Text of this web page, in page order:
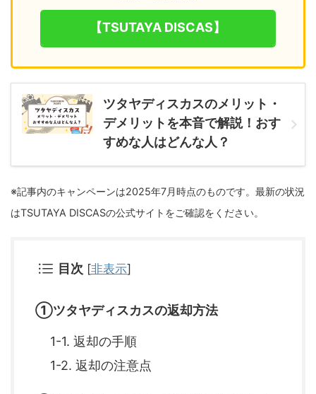
【TSUTAYA DISCAS】
ツタヤディスカスのメリット・
デメリットを本音で解説！おす
すめな人はどんな人？
※記事内のキャンペーンは2025年7月時点のものです。最新の状況
はTSUTAYA DISCASの公式サイトをご確認をください。
目次 [非表示]
①ツタヤディスカスの返却方法
1-1. 返却の手順
1-2. 返却の注意点